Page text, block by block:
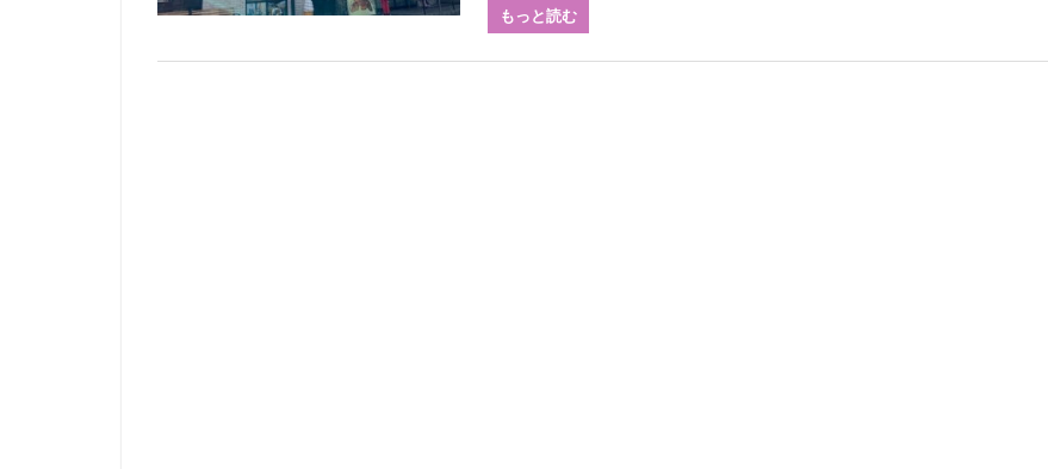
もっと読む